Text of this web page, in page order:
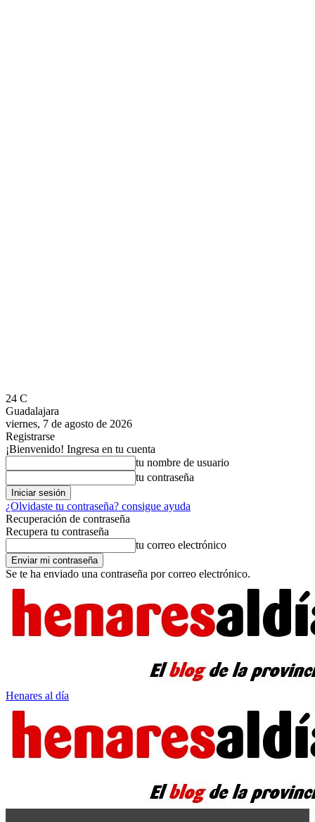
24 C
Guadalajara
viernes, 7 de agosto de 2026
Registrarse
¡Bienvenido! Ingresa en tu cuenta
tu nombre de usuario
tu contraseña
¿Olvidaste tu contraseña? consigue ayuda
Recuperación de contraseña
Recupera tu contraseña
tu correo electrónico
Se te ha enviado una contraseña por correo electrónico.
Henares al día